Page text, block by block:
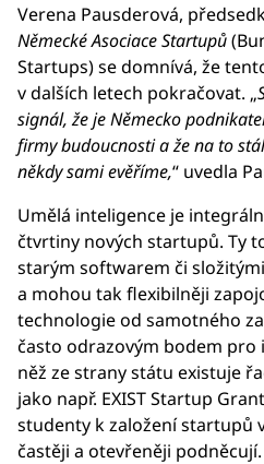
Verena Pausderová,
Německé Asociace Startupů
Startups) se domnívá, že
v dalších letech pokračovat. „
signál, že je Německo
firmy budoucnosti a že na to
někdy sami evěříme,“ uvedla
Umělá inteligence je
čtvrtiny nových startupů. Ty
starým softwarem či
a mohou tak flexibilněji
technologie od samotného
často odrazovým bodem pro
něž ze strany státu existuje
jako např. EXIST Startup
studenty k založení startupů
častěji a otevřeněji podněcují.